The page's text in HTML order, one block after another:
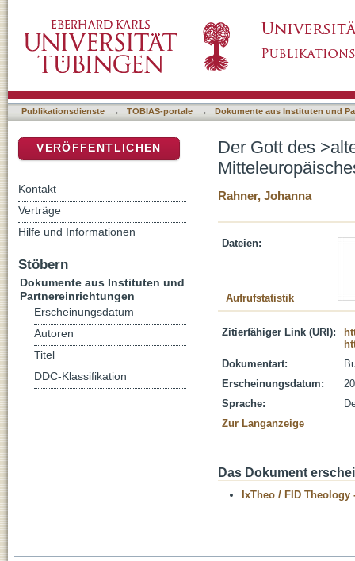
Christentum im Vergleich
Publikationsdienste → TOBIAS-portale → Dokumente aus Instituten und
Der Gott des
Rahner, Johanna
Dateien:
Aufrufstatistik
Zitierfähiger Link (URI):
Dokumentart:
Erscheinungsdatum:
Sprache:
Zur Langanzeige
Das Dokument
IxTheo / FID Theology
VERÖFFENTLICHEN
Kontakt
Verträge
Hilfe und Informationen
Stöbern
Dokumente aus Instituten und
Partnereinrichtungen
Erscheinungsdatum
Autoren
Titel
DDC-Klassifikation